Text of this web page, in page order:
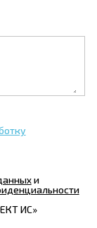
и
ИС»